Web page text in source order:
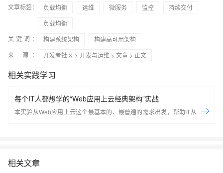
文章标签： 负载均衡 运维 微服务 监控
持续交付
负载均衡
关键词：
构建系统架构
构建高可用架构
来 源：
开发者社区 > 开发与运维 > 文章 > 正文
相关实践学习
每个IT人都想学的“Web应用上云经典架构”实战
本实验从Web应用上云这个最基本的、最普遍的需求出发，帮助IT从业者
相关文章